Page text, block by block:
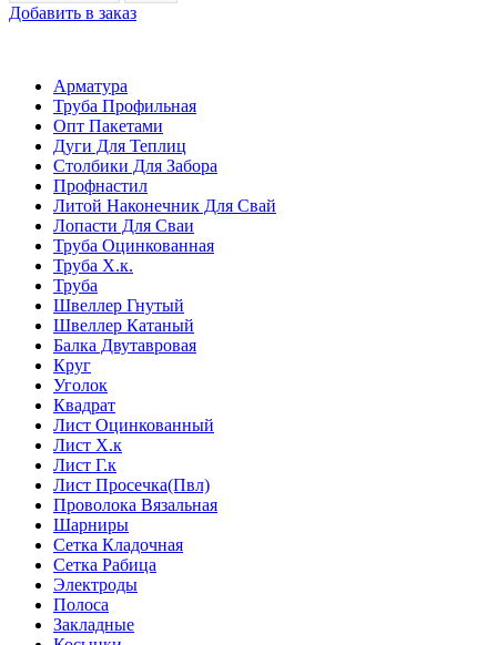
Добавить в заказ
Арматура
Труба Профильная
Опт Пакетами
Дуги Для Теплиц
Столбики Для Забора
Профнастил
Литой Наконечник Для Свай
Лопасти Для Сваи
Труба Оцинкованная
Труба Х.к.
Труба
Швеллер Гнутый
Швеллер Катаный
Балка Двутавровая
Круг
Уголок
Квадрат
Лист Оцинкованный
Лист Х.к
Лист Г.к
Лист Просечка(Пвл)
Проволока Вязальная
Шарниры
Сетка Кладочная
Сетка Рабица
Электроды
Полоса
Закладные